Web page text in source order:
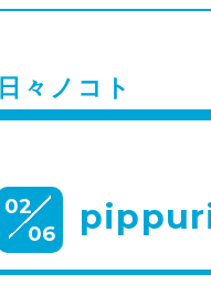
日々ノコト
02
06
pippuri